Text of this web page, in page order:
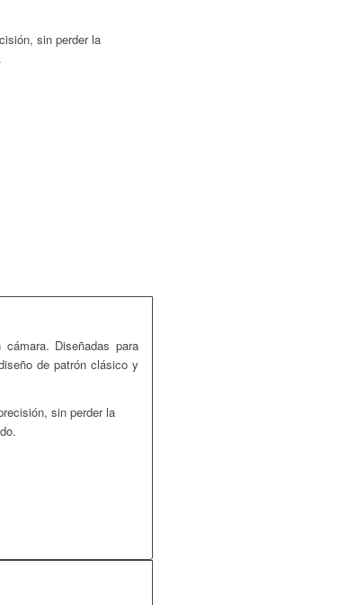
sin perder la
Diseñadas para
de patrón clásico y
sin perder la